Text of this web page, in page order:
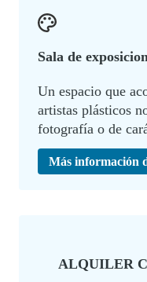
Sala de
Un espacio que
artistas plásticos
fotografía o de
Más información
ALQUILER